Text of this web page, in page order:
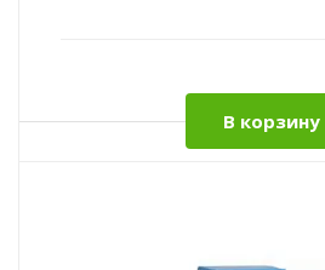
В корзину